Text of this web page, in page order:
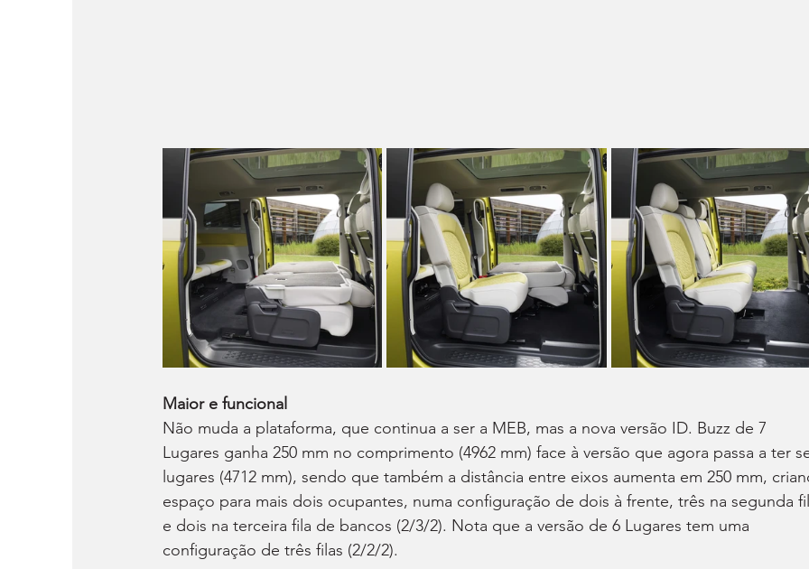
Maior e funcional
Não muda a plataforma, que continua a ser a MEB, mas a nova versão ID. Buzz de 7
Lugares ganha 250 mm no comprimento (4962 mm) face à versão que agora passa a ter
lugares (4712 mm), sendo que também a distância entre eixos aumenta em 250 mm,
espaço para mais dois ocupantes, numa configuração de dois à frente, três na segunda
e dois na terceira fila de bancos (2/3/2). Nota que a versão de 6 Lugares tem uma
configuração de três filas (2/2/2).